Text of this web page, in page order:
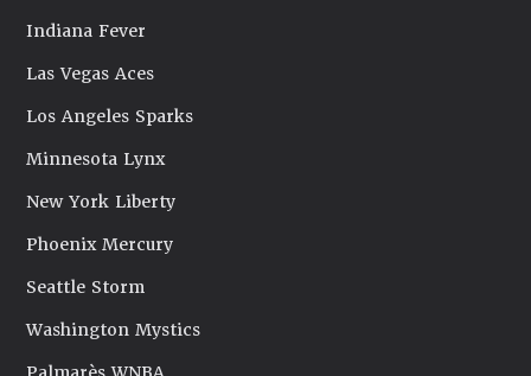
Indiana Fever
Las Vegas Aces
Los Angeles Sparks
Minnesota Lynx
New York Liberty
Phoenix Mercury
Seattle Storm
Washington Mystics